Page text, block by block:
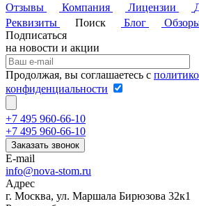
Отзывы
Компания Лицензии
Реквизиты
Поиск Блог
Подписаться
на новости и акции
Продолжая, вы соглашаетесь с
конфиденциальности
+7 495 960-66-10
+7 495 960-66-10
Заказать звонок
E-mail
info@nova-stom.ru
Адрес
г. Москва, ул. Маршала Бирюзова 32к1